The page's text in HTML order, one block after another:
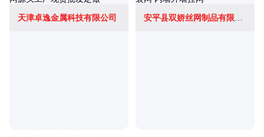
天津卓逸金属科技有限公司 安平县双娇丝网制品有限公司